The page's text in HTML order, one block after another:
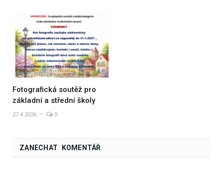
Fotografická soutěž pro
základní a střední školy
27.4.2026 0
ZANECHAT KOMENTÁŘ